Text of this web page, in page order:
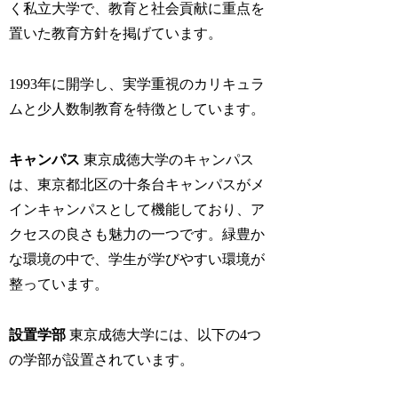
く私立大学で、教育と社会貢献に重点を
置いた教育方針を掲げています。
1993年に開学し、実学重視のカリキュラ
ムと少人数制教育を特徴としています。
キャンパス 東京成徳大学のキャンパス
は、東京都北区の十条台キャンパスがメ
インキャンパスとして機能しており、ア
クセスの良さも魅力の一つです。緑豊か
な環境の中で、学生が学びやすい環境が
整っています。
設置学部 東京成徳大学には、以下の4つ
の学部が設置されています。